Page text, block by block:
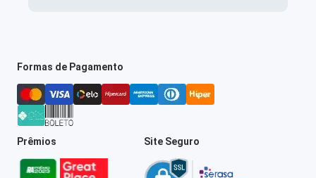
Formas de Pagamento
Prêmios Site Seguro